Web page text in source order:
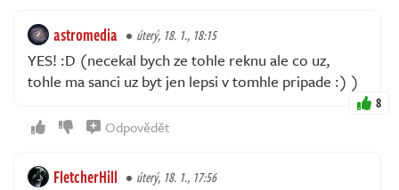
astromedia úterý, 18. 1., 18:15
YES! :D (necekal bych ze tohle reknu ale co uz,
tohle ma sanci uz byt jen lepsi v tomhle pripade :) )
8
Odpovědět
FletcherHill úterý, 18. 1., 17:56